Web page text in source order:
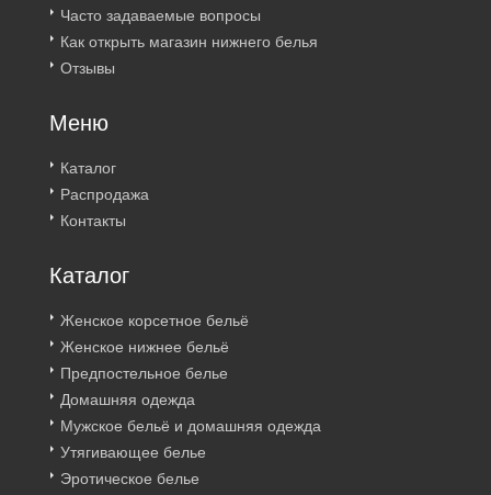
Часто задаваемые вопросы
Как открыть магазин нижнего белья
Отзывы
Меню
Каталог
Распродажа
Контакты
Каталог
Женское корсетное бельё
Женское нижнее бельё
Предпостельное белье
Домашняя одежда
Мужское бельё и домашняя одежда
Утягивающее белье
Эротическое белье